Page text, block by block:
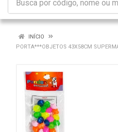
INÍCIO
PORTA***OBJETOS 43X58CM